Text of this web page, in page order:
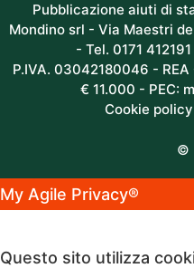
Pubblicazione aiuti di
Mondino srl - Via Maestri
- Tel. 0171
P.IVA. 03042180046 -
€ 11.000 - PEC:
Cookie policy
©
My Agile Privacy®
Questo sito utilizza